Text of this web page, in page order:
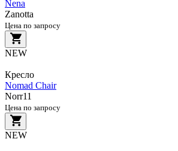
Nena
Zanotta
Цена по запросу
NEW
Кресло
Nomad Chair
Norr11
Цена по запросу
NEW